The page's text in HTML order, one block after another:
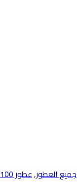
جميع العطور,عطور 100 مل